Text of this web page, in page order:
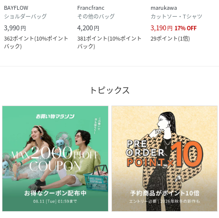
BAYFLOW
ショルダーバッグ
3,990円
362ポイント(10%ポイント
バック)
Francfranc
その他のバッグ
4,200円
381ポイント(10%ポイント
バック)
marukawa
カットソー・Tシャツ
3,190円 17%OFF
29ポイント(1倍)
トピックス